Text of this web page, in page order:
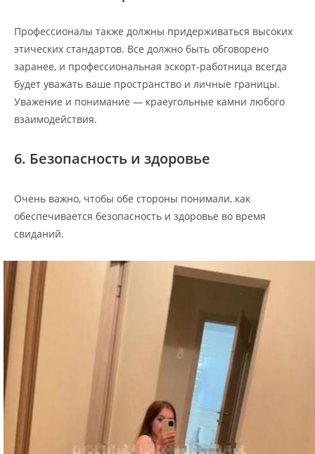
Профессионалы также должны придерживаться высоких
этических стандартов. Все должно быть обговорено
заранее, и профессиональная эскорт-работница всегда
будет уважать ваше пространство и личные границы.
Уважение и понимание — краеугольные камни любого
взаимодействия.
6. Безопасность и здоровье
Очень важно, чтобы обе стороны понимали, как
обеспечивается безопасность и здоровье во время
свиданий.